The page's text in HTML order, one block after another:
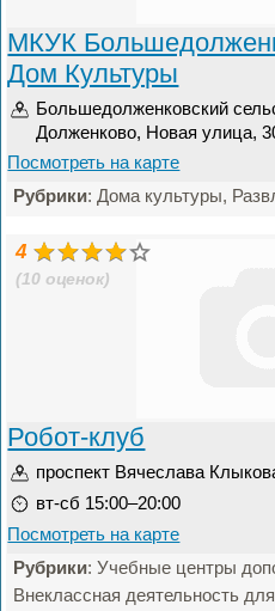
МКУК
Дом Культуры
Большедолженковский
Долженково, Новая улица,
Посмотреть на карте
Рубрики: Дома культуры,
4
(10 оценок)
Робот-клуб
проспект Вячеслава
вт-сб 15:00–20:00
Посмотреть на карте
Рубрики: Учебные центры
Внеклассная деятельность